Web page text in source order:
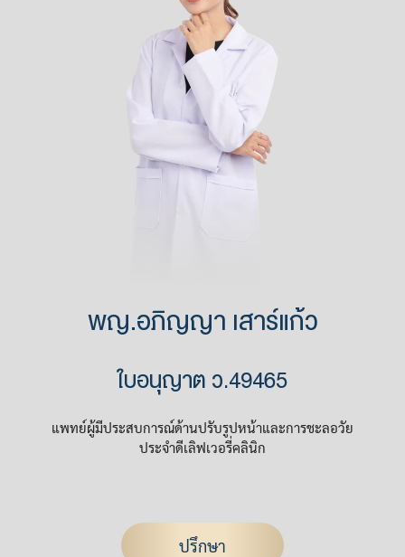
พญ.อภิญญา เสาร์แก้ว
ใบอนุญาต ว.49465
แพทย์ผู้มีประสบการณ์ด้านปรับรูปหน้าและการชะลอวัย
ประจำดีเลิฟเวอรี่คลินิก
ปรึกษา